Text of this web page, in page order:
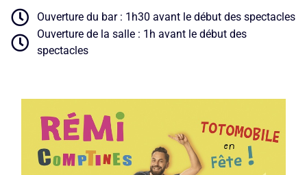
Ouverture du bar : 1h30 avant le début des spectacles
Ouverture de la salle : 1h avant le début des
spectacles